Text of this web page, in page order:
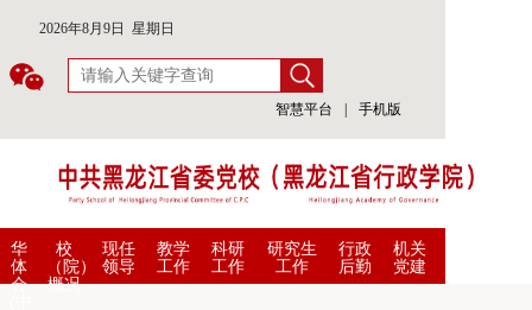
2026年8月9日 星期日
智慧平台 手机版
华
体
会
校
（院）
概况
现任
领导
教学
工作
科研
工作
研究生
工作
行政
后勤
机关
党建